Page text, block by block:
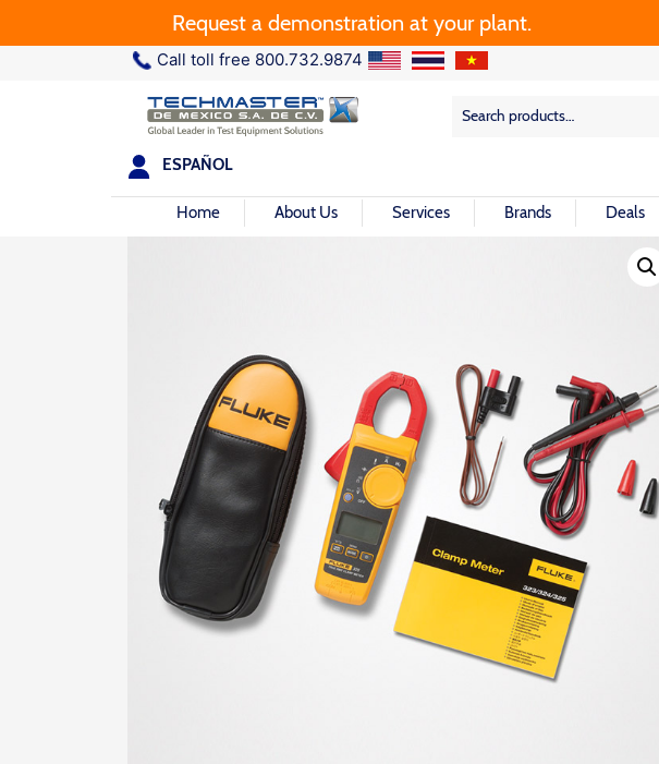
Request a demonstration at your plant.
Call toll free 800.732.9874
Search
Search
ESPAÑOL
Home About Us Services Brands Deals